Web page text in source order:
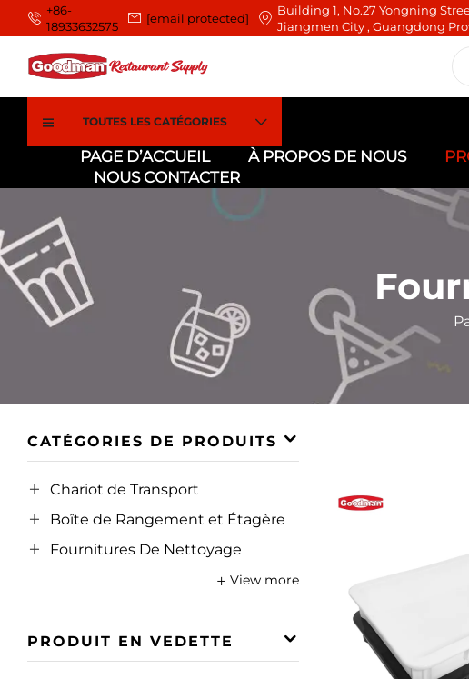
+86-
18933632575
[email protected]
Building 1, No.27 Yongning
Jiangmen City , Guangdong
TOUTES LES CATÉGORIES
PAGE D’ACCUEIL À PROPOS DE NOUS
NOUS CONTACTER
CATÉGORIES DE PRODUITS
Chariot de Transport
Boîte de Rangement et Étagère
Fournitures De Nettoyage
View more
PRODUIT EN VEDETTE